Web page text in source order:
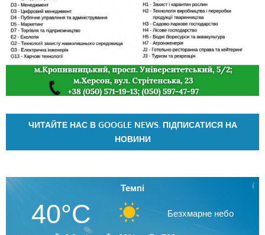
ЧИТАЙТЕ НАС В GOOGLE NEWS. ПІДПИСАТИСЯ НА
НОВИНИ
Темпі
40°C Безхмарне небо